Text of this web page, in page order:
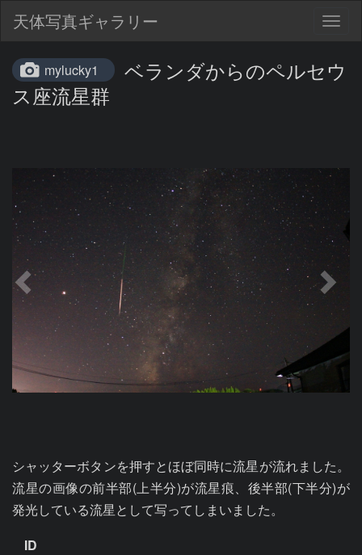
天体写真ギャラリー
mylucky1
ベランダからのペルセウ
ス座流星群
シャッターボタンを押すとほぼ同時に流星が流れました。
流星の画像の前半部(上半分)が流星痕、後半部(下半分)が
発光している流星として写ってしまいました。
ID